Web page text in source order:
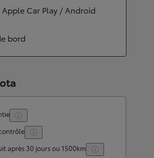
Car Play / Android
bord
après 30 jours ou 1500km